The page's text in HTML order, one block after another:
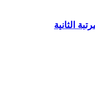
الثانية